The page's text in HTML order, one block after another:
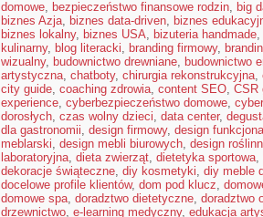
domowe, bezpieczeństwo finansowe rodzin, big
biznes Azja, biznes data-driven, biznes
biznes lokalny, biznes USA, bizuteria handmade,
kulinarny, blog literacki, branding firmowy,
wizualny, budownictwo drewniane, budownictwo
artystyczna, chatboty, chirurgia rekonstrukcyjna,
city guide, coaching zdrowia, content SEO, CSR
experience, cyberbezpieczeństwo domowe,
dorosłych, czas wolny dzieci, data center,
dla gastronomii, design firmowy, design
meblarski, design mebli biurowych, design
laboratoryjna, dieta zwierząt, dietetyka sportowa,
dekoracje świąteczne, diy kosmetyki, diy meble
docelowe profile klientów, dom pod klucz,
domowe spa, doradztwo dietetyczne, doradztwo
drzewnictwo, e-learning medyczny, edukacja